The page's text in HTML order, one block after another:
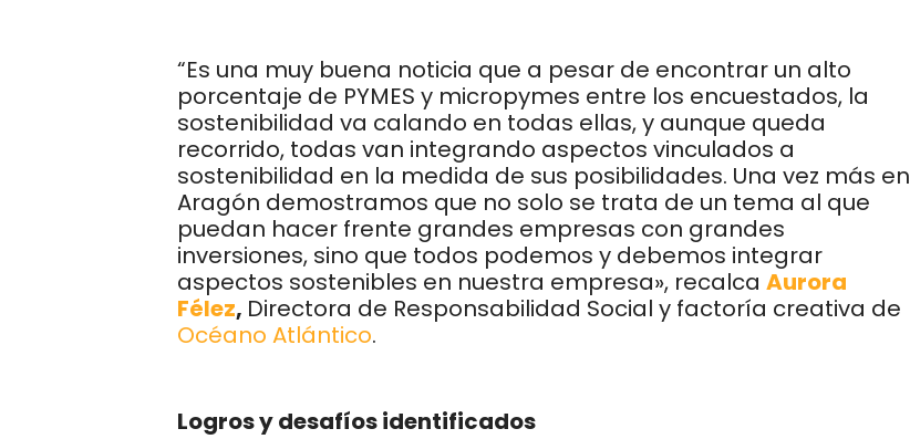
“Es una muy buena noticia que a pesar de encontrar un alto
porcentaje de PYMES y micropymes entre los encuestados, la
sostenibilidad va calando en todas ellas, y aunque queda
recorrido, todas van integrando aspectos vinculados a
sostenibilidad en la medida de sus posibilidades. Una vez más en
Aragón demostramos que no solo se trata de un tema al que
puedan hacer frente grandes empresas con grandes
inversiones, sino que todos podemos y debemos integrar
aspectos sostenibles en nuestra empresa», recalca Aurora
Félez, Directora de Responsabilidad Social y factoría creativa de
Océano Atlántico.
Logros y desafíos identificados